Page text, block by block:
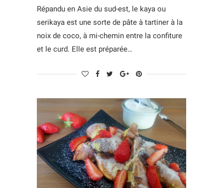
Répandu en Asie du sud-est, le kaya ou
serikaya est une sorte de pâte à tartiner à la
noix de coco, à mi-chemin entre la confiture
et le curd. Elle est préparée…